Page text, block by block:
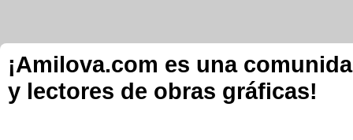
¡Amilova.com es una
y lectores de obras gráficas!